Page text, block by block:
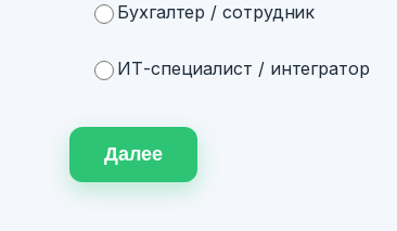
Бухгалтер / сотрудник
ИТ-специалист / интегратор
Далее